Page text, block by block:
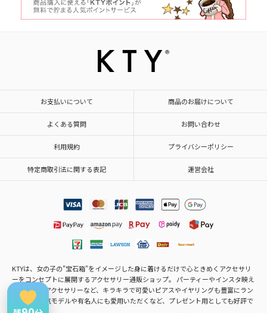
お支払いについて 商品のお届けについて
よくある質問 お問い合わせ
利用規約 プライバシーポリシー
特定商取引法に関する表記 運営会社
KTYは、女の子の"宝石箱"をイメージした身に着けるだけで心ときめくアクセサリ
ーをコンセプトに展開するアクセサリー通販ショップ。 パーティーやインスタ映え
するモテ・アクセサリーなど、キラキラで可愛いピアスやイヤリングも豊富にラン
ナップ。人気モデルや有名人にも愛用いただくなど、プレゼント用としても好評で